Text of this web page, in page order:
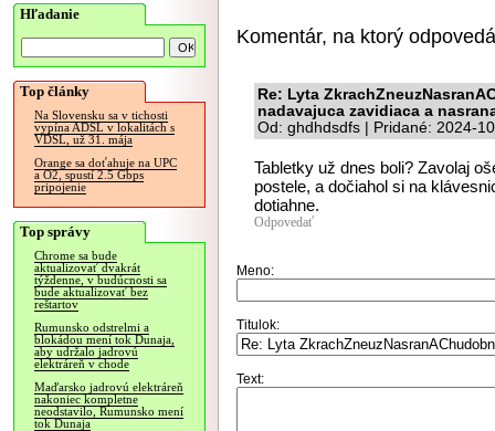
Hľadanie
Top články
Na Slovensku sa v tichosti
vypína ADSL v lokalitách s
VDSL, už 31. mája
Orange sa doťahuje na UPC
a O2, spustí 2.5 Gbps
pripojenie
Top správy
Chrome sa bude
aktualizovať dvakrát
týždenne, v budúcnosti sa
bude aktualizovať bez
reštartov
Rumunsko odstrelmi a
blokádou mení tok Dunaja,
aby udržalo jadrovú
elektráreň v chode
Maďarsko jadrovú elektráreň
nakoniec kompletne
neodstavilo, Rumunsko mení
tok Dunaja
Komentár, na ktorý
Re: Lyta
nadavajuca zavidiaca a
Od: ghdhdsdfs | Pridané: 2024-
Tabletky už dnes boli? Zavolaj
postele, a dočiahol si na
dotiahne.
Odpovedať
Meno:
Titulok:
Text: